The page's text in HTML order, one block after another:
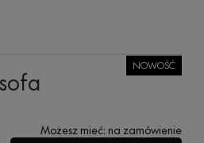
Możesz mieć: na zamówienie
NOWOŚĆ